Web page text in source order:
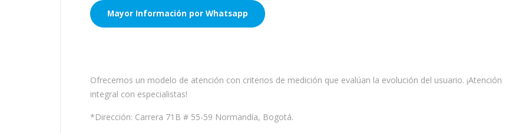
Mayor Información por Whatsapp
Ofrecemos un modelo de atención con criterios de medición que evalúan la evolución del usuario. ¡Atención
integral con especialistas!
*Dirección: Carrera 71B # 55-59 Normandía, Bogotá.